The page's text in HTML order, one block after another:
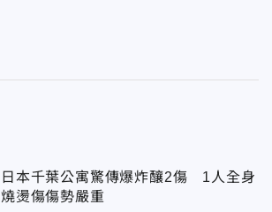
日本千葉公寓驚傳爆炸釀2傷 1人全身
燒燙傷傷勢嚴重